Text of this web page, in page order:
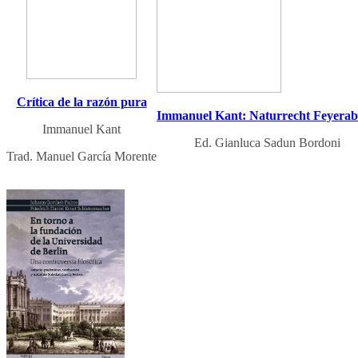
Crítica de la razón pura
Immanuel Kant
Trad. Manuel García Morente
Immanuel Kant: Naturrecht
Ed. Gianluca Sadun Bordoni